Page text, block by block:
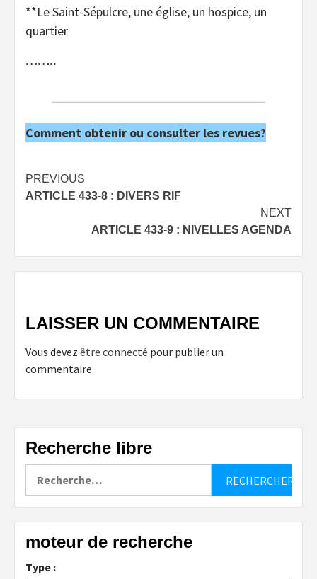
**Le Saint-Sépulcre, une église, un hospice, un
quartier
……..
Comment obtenir ou consulter les revues?
Post
navigation
PREVIOUS
ARTICLE 433-8 : DIVERS RIF
NEXT
ARTICLE 433-9 : NIVELLES AGENDA
LAISSER UN COMMENTAIRE
Vous devez être connecté pour publier un
commentaire.
Recherche libre
moteur de recherche
Type :